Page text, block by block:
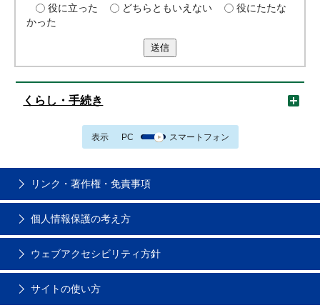
役に立った
どちらともいえない
役にたたな
かった
送信
くらし・手続き
表示 PC スマートフォン
リンク・著作権・免責事項
個人情報保護の考え方
ウェブアクセシビリティ方針
サイトの使い方